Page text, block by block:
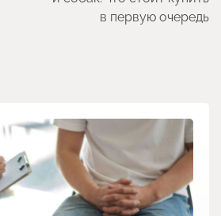
в первую очередь